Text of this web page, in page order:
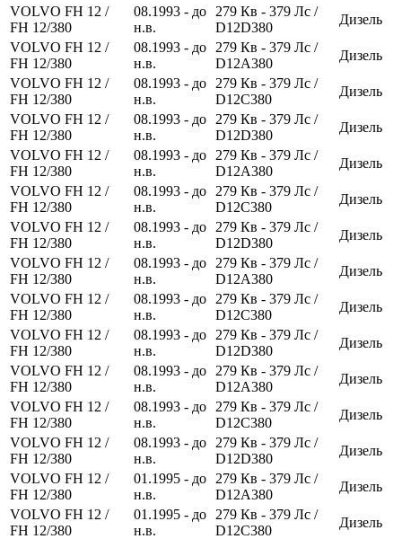
VOLVO FH 12 /
FH 12/380
08.1993 - до
н.в.
279 Кв - 379 Лс /
D12D380
Дизель
VOLVO FH 12 /
FH 12/380
08.1993 - до
н.в.
279 Кв - 379 Лс /
D12A380
Дизель
VOLVO FH 12 /
FH 12/380
08.1993 - до
н.в.
279 Кв - 379 Лс /
D12C380
Дизель
VOLVO FH 12 /
FH 12/380
08.1993 - до
н.в.
279 Кв - 379 Лс /
D12D380
Дизель
VOLVO FH 12 /
FH 12/380
08.1993 - до
н.в.
279 Кв - 379 Лс /
D12A380
Дизель
VOLVO FH 12 /
FH 12/380
08.1993 - до
н.в.
279 Кв - 379 Лс /
D12C380
Дизель
VOLVO FH 12 /
FH 12/380
08.1993 - до
н.в.
279 Кв - 379 Лс /
D12D380
Дизель
VOLVO FH 12 /
FH 12/380
08.1993 - до
н.в.
279 Кв - 379 Лс /
D12A380
Дизель
VOLVO FH 12 /
FH 12/380
08.1993 - до
н.в.
279 Кв - 379 Лс /
D12C380
Дизель
VOLVO FH 12 /
FH 12/380
08.1993 - до
н.в.
279 Кв - 379 Лс /
D12D380
Дизель
VOLVO FH 12 /
FH 12/380
08.1993 - до
н.в.
279 Кв - 379 Лс /
D12A380
Дизель
VOLVO FH 12 /
FH 12/380
08.1993 - до
н.в.
279 Кв - 379 Лс /
D12C380
Дизель
VOLVO FH 12 /
FH 12/380
08.1993 - до
н.в.
279 Кв - 379 Лс /
D12D380
Дизель
VOLVO FH 12 /
FH 12/380
01.1995 - до
н.в.
279 Кв - 379 Лс /
D12A380
Дизель
VOLVO FH 12 /
FH 12/380
01.1995 - до
н.в.
279 Кв - 379 Лс /
D12C380
Дизель